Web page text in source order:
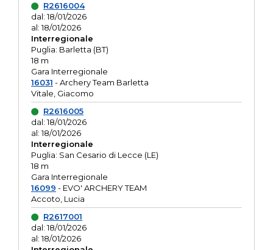
R2616004
dal: 18/01/2026
al: 18/01/2026
Interregionale
Puglia: Barletta (BT)
18 m
Gara Interregionale
16031 - Archery Team Barletta
Vitale, Giacomo
R2616005
dal: 18/01/2026
al: 18/01/2026
Interregionale
Puglia: San Cesario di Lecce (LE)
18 m
Gara Interregionale
16099 - EVO' ARCHERY TEAM
Accoto, Lucia
R2617001
dal: 18/01/2026
al: 18/01/2026